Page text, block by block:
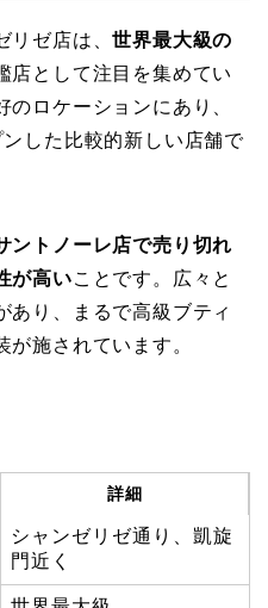
リゼ店は、世界最大級の
店として注目を集めてい
のロケーションにあり、
した比較的新しい店舗で
ントノーレ店で売り切れ
が高いことです。広々と
あり、まるで高級ブティ
が施されています。
詳細
シャンゼリゼ通り、凱旋
門近く